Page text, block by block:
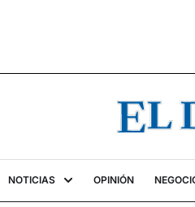
NOTICIAS OPINIÓN